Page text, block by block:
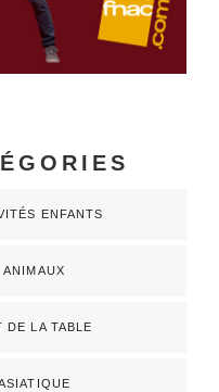
ENFANTS
ANIMAUX
DE LA TABLE